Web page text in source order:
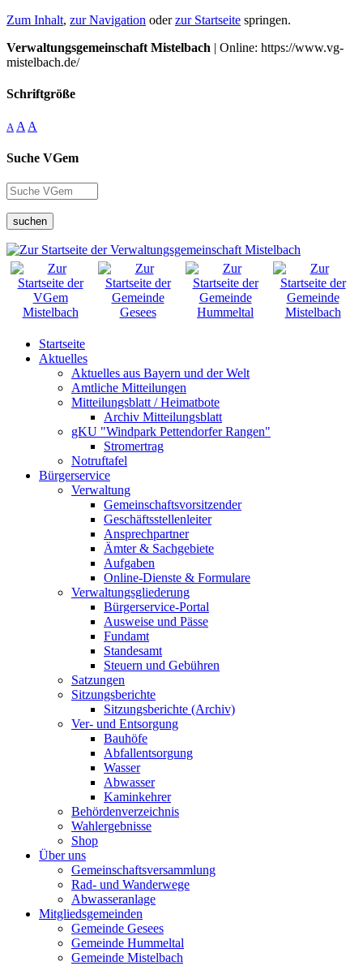
Zum Inhalt, zur Navigation oderzur Startseite springen.
Verwaltungsgemeinschaft Mistelbach | Online: https://www.vg-
mistelbach.de/
Schriftgröße
A A A
Suche VGem
suchen
Startseite
Aktuelles
Aktuelles aus Bayern und der Welt
Amtliche Mitteilungen
Mitteilungsblatt / Heimatbote
Archiv Mitteilungsblatt
gKU "Windpark Pettendorfer Rangen"
Stromertrag
Notruftafel
Bürgerservice
Verwaltung
Gemeinschaftsvorsitzender
Geschäftsstellenleiter
Ansprechpartner
Ämter & Sachgebiete
Aufgaben
Online-Dienste & Formulare
Verwaltungsgliederung
Bürgerservice-Portal
Ausweise und Pässe
Fundamt
Standesamt
Steuern und Gebühren
Satzungen
Sitzungsberichte
Sitzungsberichte (Archiv)
Ver- und Entsorgung
Bauhöfe
Abfallentsorgung
Wasser
Abwasser
Kaminkehrer
Behördenverzeichnis
Wahlergebnisse
Shop
Über uns
Gemeinschaftsversammlung
Rad- und Wanderwege
Abwasseranlage
Mitgliedsgemeinden
Gemeinde Gesees
Gemeinde Hummeltal
Gemeinde Mistelbach